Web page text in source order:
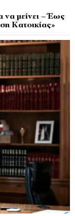
μείνει – Έως
Κατοικίας»